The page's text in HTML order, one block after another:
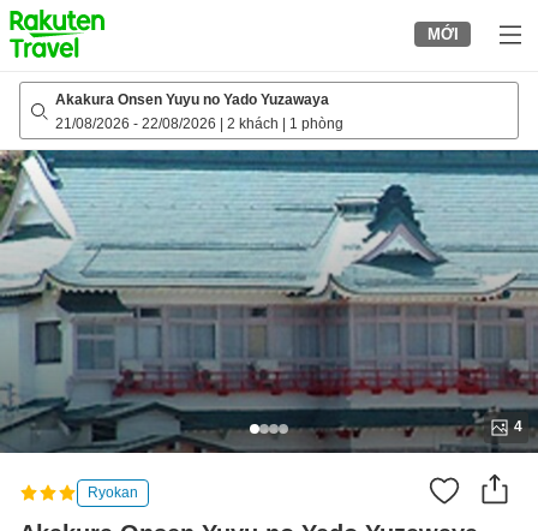
to
top
page
MỚI
Akakura Onsen Yuyu no Yado Yuzawaya
21/08/2026 - 22/08/2026 2 khách 1 phòng
4
Ryokan